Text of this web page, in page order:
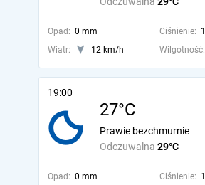
Opad: 0 mm Ciśnienie:
Wiatr:
12 km/h Wilgotność:
19:00
27°C
Odczuwalna 29°C
Prawie bezchmurnie
Opad: 0 mm Ciśnienie: